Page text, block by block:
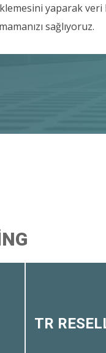
yaparak veri
sağlıyoruz.
TR